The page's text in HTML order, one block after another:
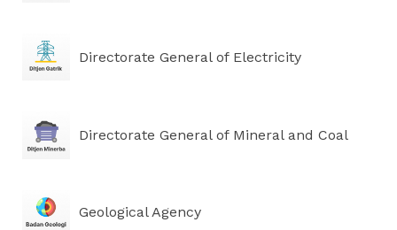
Directorate General of Electricity
Directorate General of Mineral and Coal
Geological Agency